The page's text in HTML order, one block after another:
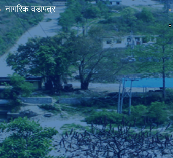
नागरिक वडापत्र